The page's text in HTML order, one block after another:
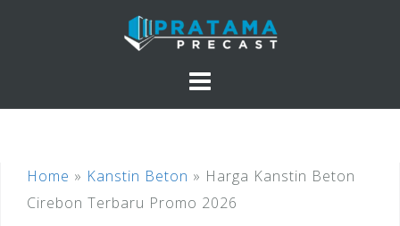
Home » Kanstin Beton » Harga Kanstin Beton
Cirebon Terbaru Promo 2026